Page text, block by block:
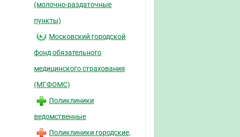
(молочно-раздаточные
пункты)
Московский городской
фонд обязательного
медицинского страхования
(МГФОМС)
Поликлиники
ведомственные
Поликлиники городские,